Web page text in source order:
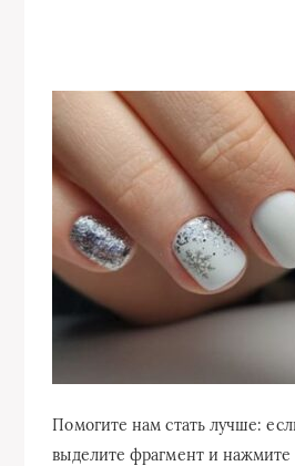
Помогите нам стать лучше:
выделите фрагмент и нажмите